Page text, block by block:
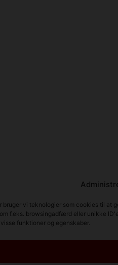
bruger vi teknologier som cookies til
f.eks. browsingadfærd eller unikke
funktioner og egenskaber.